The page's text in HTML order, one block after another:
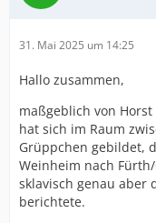
31. Mai 2025 um 14:25
Hallo zusammen,
maßgeblich von
hat sich im Raum
Grüppchen gebildet,
Weinheim nach
sklavisch genau aber
berichtete.